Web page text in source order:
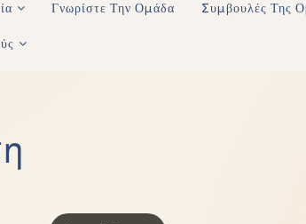
Γνωρίστε Την Ομάδα Συμβουλές Της